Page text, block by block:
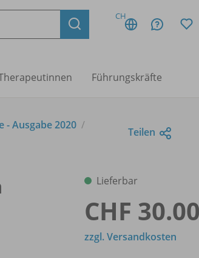
CH
Führungskräfte
- Ausgabe 2020
Teilen
Lieferbar
CHF 30.00
zzgl. Versandkosten